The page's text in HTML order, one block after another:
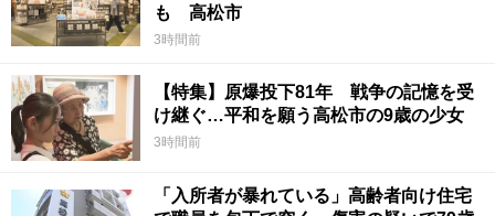
も 高松市
3時間前
【特集】原爆投下81年 戦争の記憶を受
け継ぐ…平和を願う高松市の9歳の少女
3時間前
「入所者が暴れている」高齢者向け住宅